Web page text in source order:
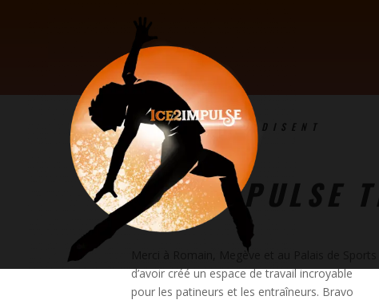
CE QU’ILS EN DISENT
ICE2IMPULSE
Megève
d’avoir créé un espace de travail incroyable
pour les patineurs et les entraîneurs. Bravo